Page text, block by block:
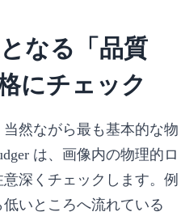
なる「品質
にチェック
然ながら最も基本的な物
は、画像内の物理的ロ
深くチェックします。例
いところへ流れている